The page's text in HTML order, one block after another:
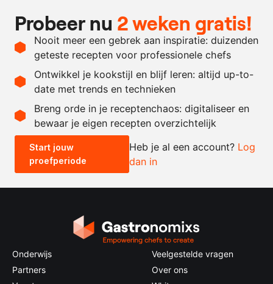
100 gram
gedroogde abrikoos
100
ml.
suikerwater
Recept omrekenen
- +
0.5x 1x 2x
Probeer nu 2 weken gratis!
Nooit meer een gebrek aan inspiratie: duizenden
geteste recepten voor professionele chefs
Ontwikkel je kookstijl en blijf leren: altijd up-to-
date met trends en technieken
Breng orde in je receptenchaos: digitaliseer en
bewaar je eigen recepten overzichtelijk
Start jouw
proefperiode
Heb je al een account? Log
dan in
Onderwijs
Partners
Veelgestelde vragen
Over ons